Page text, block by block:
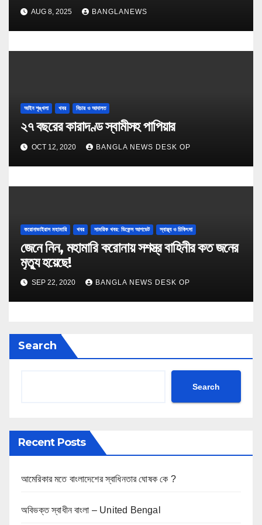
AUG 8, 2025 BANGLANEWS
আইন শৃঙ্খলা খবর বিচার ও আদালত
২৭ বছরের কারাদণ্ড স্বামীসহ পাপিয়ার
OCT 12, 2020 BANGLA NEWS DESK OP
করোনাভাইরাস মহামারি খবর সামরিক খবর: ডিফেন্স আপডেট স্বাস্থ্য ও চিকিৎসা
জেনে নিন, মহামারি করোনায় সশস্ত্র বাহিনীর কত জনের
মৃত্যু হয়েছে!
SEP 22, 2020 BANGLA NEWS DESK OP
Search
Search
Recent Posts
আমেরিকার মতে বাংলাদেশের স্বাধিনতার ঘোষক কে ?
অবিভক্ত স্বাধীন বাংলা – United Bengal